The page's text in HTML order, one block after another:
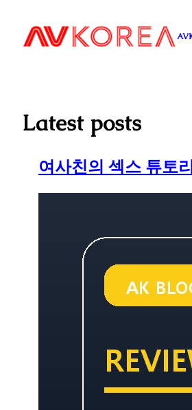
Latest posts
여사친의 섹스 튜토